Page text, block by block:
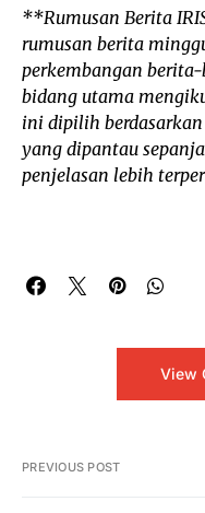
**Rumusan Berita
rumusan berita
perkembangan
bidang utama
ini dipilih
yang dipantau
penjelasan lebih
View
PREVIOUS POST